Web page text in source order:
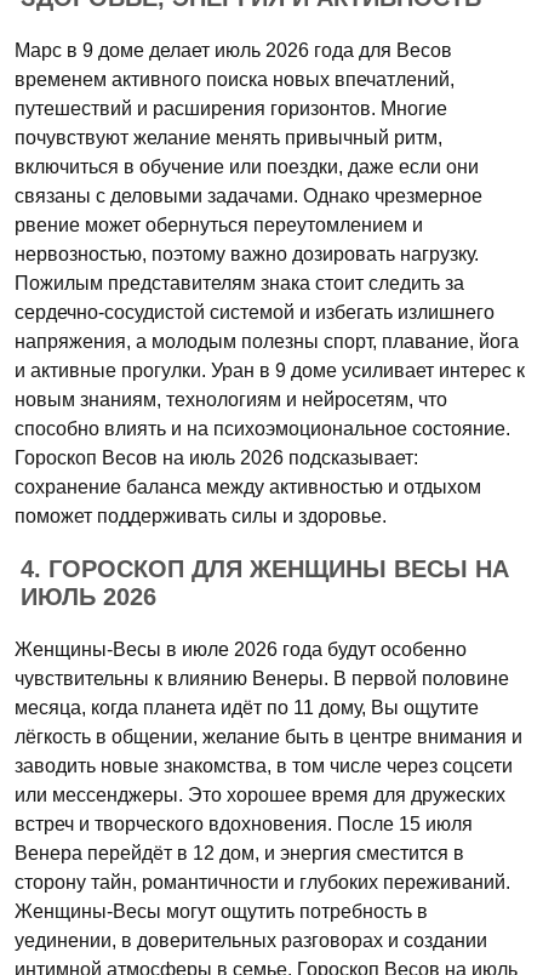
Марс в 9 доме делает июль 2026 года для Весов
временем активного поиска новых впечатлений,
путешествий и расширения горизонтов. Многие
почувствуют желание менять привычный ритм,
включиться в обучение или поездки, даже если они
связаны с деловыми задачами. Однако чрезмерное
рвение может обернуться переутомлением и
нервозностью, поэтому важно дозировать нагрузку.
Пожилым представителям знака стоит следить за
сердечно-сосудистой системой и избегать излишнего
напряжения, а молодым полезны спорт, плавание, йога
и активные прогулки. Уран в 9 доме усиливает интерес к
новым знаниям, технологиям и нейросетям, что
способно влиять и на психоэмоциональное состояние.
Гороскоп Весов на июль 2026 подсказывает:
сохранение баланса между активностью и отдыхом
поможет поддерживать силы и здоровье.
4. ГОРОСКОП ДЛЯ ЖЕНЩИНЫ ВЕСЫ НА
ИЮЛЬ 2026
Женщины-Весы в июле 2026 года будут особенно
чувствительны к влиянию Венеры. В первой половине
месяца, когда планета идёт по 11 дому, Вы ощутите
лёгкость в общении, желание быть в центре внимания и
заводить новые знакомства, в том числе через соцсети
или мессенджеры. Это хорошее время для дружеских
встреч и творческого вдохновения. После 15 июля
Венера перейдёт в 12 дом, и энергия сместится в
сторону тайн, романтичности и глубоких переживаний.
Женщины-Весы могут ощутить потребность в
уединении, в доверительных разговорах и создании
интимной атмосферы в семье. Гороскоп Весов на июль